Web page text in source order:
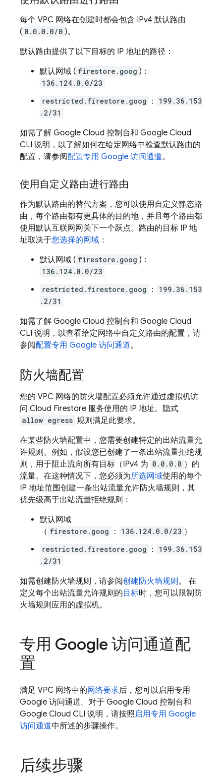
每个 VPC 网络在创建时都会包含 IPv4 默认路由
( 0.0.0.0/0 )。
默认路由提供了以下目标的 IP 地址的路径：
默认网域 ( firestore.goog )：
136.124.0.0/23
restricted.firestore.goog
：
199.36.153
.2/31
如需了解 Google Cloud 控制台和 Google Cloud
CLI 说明，以了解如何在给定网络中检查默认路由的
配置，请参阅配置专用 Google 访问通道。
使用自定义路由进行路由
作为默认路由的替代方案，您可以使用自定义静态路
由，每个路由都有更具体的目的地，并且每个路由都
使用默认互联网网关下一个跃点。路由的目标 IP 地
址取决于您选择的网域 ：
默认网域 ( firestore.goog )：
136.124.0.0/23
restricted.firestore.goog
：
199.36.153
.2/31
如需了解 Google Cloud 控制台和 Google Cloud
CLI 说明，以查看给定网络中自定义路由的配置，请
参阅配置专用 Google 访问通道。
防火墙配置
您的 VPC 网络的防火墙配置必须允许通过虚拟机访
问 Cloud Firestore 服务使用的 IP 地址。隐式
allow egress 规则满足此要求。
在某些防火墙配置中，您需要创建特定的出站流量允
许规则。例如，假设您已创建了一条出站流量拒绝规
则，用于阻止流向所有目标（IPv4 为 0.0.0.0 ）的
流量。在这种情况下，您必须为所选网域使用的每个
IP 地址范围创建一条出站流量允许防火墙规则，其
优先级高于出站流量拒绝规则：
默认网域
（ firestore.goog ： 136.124.0.0/23 ）
restricted.firestore.goog ：
199.36.153
.2/31
如需创建防火墙规则，请参阅创建防火墙规则。 在
定义每个出站流量允许规则的 目标时，您可以限制防
火墙规则应用的虚拟机。
专用 Google 访问通道配
置
满足 VPC 网络中的网络要求后，您可以启用专用
Google 访问通道。对于 Google Cloud 控制台和
Google Cloud CLI 说明，请按照启用专用 Google
访问通道中所述的步骤操作。
后续步骤